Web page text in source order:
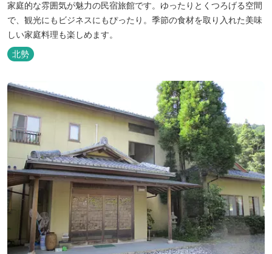
家庭的な雰囲気が魅力の民宿旅館です。ゆったりとくつろげる空間
で、観光にもビジネスにもぴったり。季節の食材を取り入れた美味
しい家庭料理も楽しめます。
北勢